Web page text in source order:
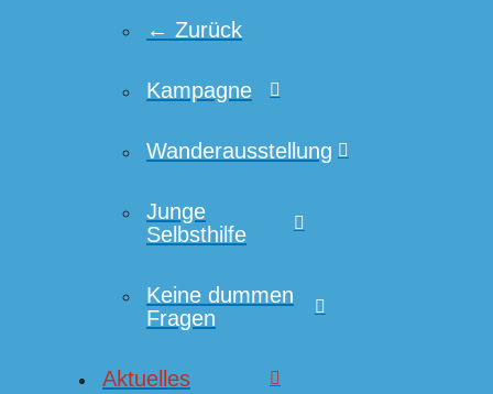
← Zurück
Kampagne
Wanderausstellung
Junge
Selbsthilfe
Keine dummen
Fragen
Aktuelles